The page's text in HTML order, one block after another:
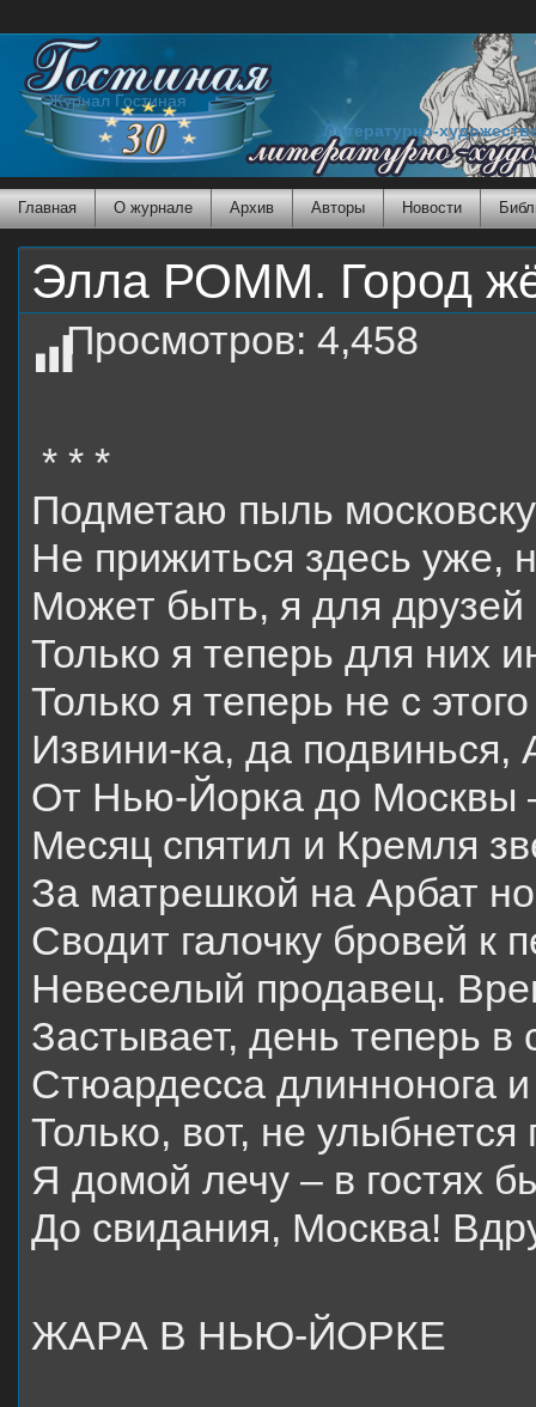
Журнал Гостиная
Литературно-
Главная О журнале Архив Авторы Новости
Элла РОММ. Город
Просмотров: 4,458
* * *
Подметаю пыль
Не прижиться здесь уже,
Может быть, я для
Только я теперь для них
Только я теперь не с
Извини-ка, да подвинься,
От Нью-Йорка до Москвы
Месяц спятил и Кремля
За матрешкой на Арбат
Сводит галочку бровей к
Невеселый продавец.
Застывает, день теперь в
Стюардесса длиннонога
Только, вот, не
Я домой лечу – в гостях
До свидания, Москва!
ЖАРА В НЬЮ-ЙОРКЕ